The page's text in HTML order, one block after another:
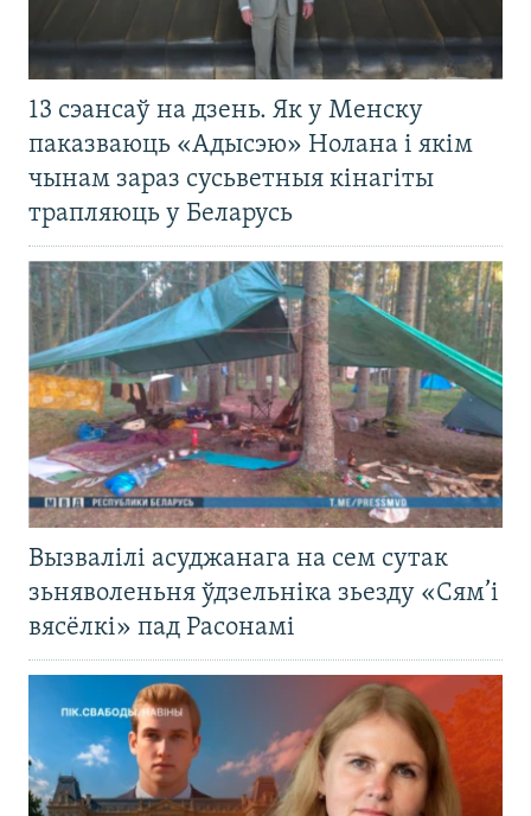
13 сэансаў на дзень. Як у Менску
паказваюць «Адысэю» Нолана і якім
чынам зараз сусьветныя кінагіты
трапляюць у Беларусь
Вызвалілі асуджанага на сем сутак
зьняволеньня ўдзельніка зьезду «Сям’і
вясёлкі» пад Расонамі